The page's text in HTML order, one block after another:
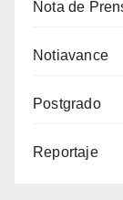
Nota de
Notiavance
Postgrado
Reportaje